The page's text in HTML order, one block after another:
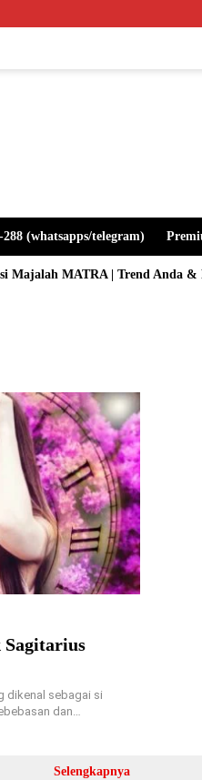
(whatsapps/telegram)
Majalah MATRA | Trend Anda &
dikenal sebagai si
dan…
Selengkapnya